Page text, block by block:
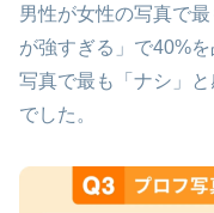
男性が女性の写真で
が強すぎる」で40%
写真で最も「ナシ」
でした。